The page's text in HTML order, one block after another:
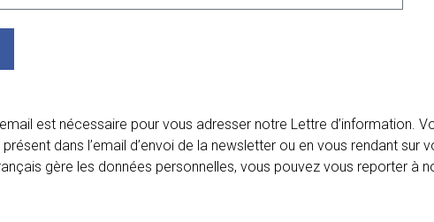
est nécessaire pour vous adresser notre Lettre d’information.
dans l’email d’envoi de la newsletter ou en vous rendant
gère les données personnelles, vous pouvez vous reporter à